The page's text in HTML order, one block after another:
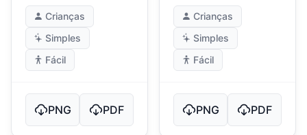
Crianças
Simples
Fácil
PNG PDF
Crianças
Simples
Fácil
PNG PDF